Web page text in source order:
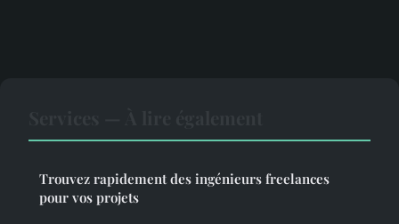
Trouvez rapidement des ingénieurs freelances
pour vos projets